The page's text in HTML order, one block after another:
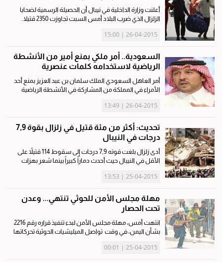
أعلنت وزارة الداخلية في نيبال أن الحصيلة الرسمية لضحايا
الزلزال الذي ضرب البلاد أمس السبت تجاوزت 2350 قتيلا.
26-04-2015 | 15:00
السعودية.. أمر ملكي بمنع أمير من الأنشطة
الرياضية لاستخدامه كلمات عنصرية
أمر العاهل السعودي الملك سلمان بن عبد العزيز بمنع أحد
الأمراء في المملكة من المشاركة في الأنشطة الرياضية
26-04-2015 | 13:49
تحديث: أكثر من مئة قتيل في زلزال بقوة 7,9
درجات في النيبال
أدى زلزال بلغت قوته 7,9 درجات إلى سقوط 114 قتيلاً على
الأقل في النيبال حيث أحدث دماراً كبيراً بينما شعر بهزات
المتحدث باسم وزارة الداخلية لاكشمي براساد داكال أنه
25-04-2015 | 13:53
مهلة مجلس الأمن للحوثي تنتهي... وعدن
تحت الحصار
انتهت أمس، مهلة مجلس الأمن لبدء تنفيذ قراره رقم 2216
بشأن اليمن، في وقت تواصل الميليشيات الحوثية تحركاتها
الحكومية. وبينما شن التحالف العربي سلسلة غارات جديدة
25-04-2015 | 00:01